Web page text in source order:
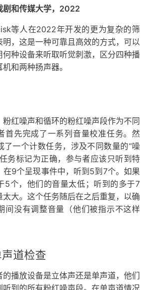
剧和传媒大学，2022
等人在2022年开发的更为复杂的筛
明，这是一种可靠且高效的方式，可以
何种设备来听取听觉刺激，区分四种播
和两种扬声器。
红噪声和循环的粉红噪声段作为不同
首先完成了一系列音量校准任务。然
了一个计数任务，涉及不同数量的“噪
务标记为正确，参与者应该只听到特
在9个呈现事件中，听到5到7个。如果
5个，他们的音量太低；听到的多于7
大。这个任务随后在之后重复，以确
间没有调整音量（他们被指示不这样
道检查
的播放设备是立体声还是单声道，他们